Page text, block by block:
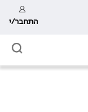
התחבר/י